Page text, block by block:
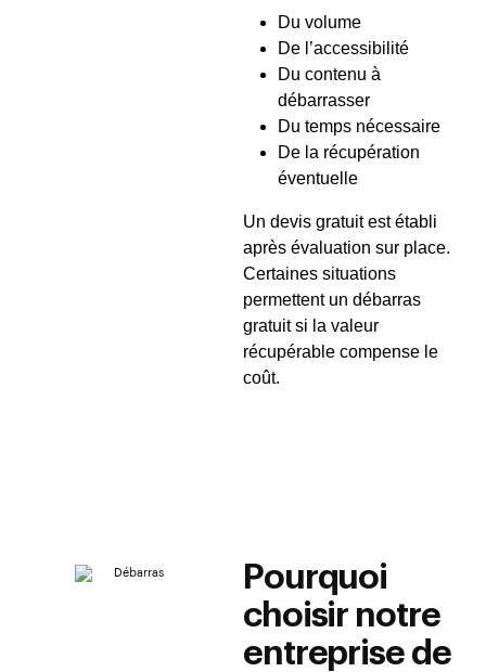
Du volume
De l’accessibilité
Du contenu à
débarrasser
Du temps nécessaire
De la récupération
éventuelle
Un devis gratuit est établi
après évaluation sur place.
Certaines situations
permettent un débarras
gratuit si la valeur
récupérable compense le
coût.
Pourquoi
choisir notre
entreprise de